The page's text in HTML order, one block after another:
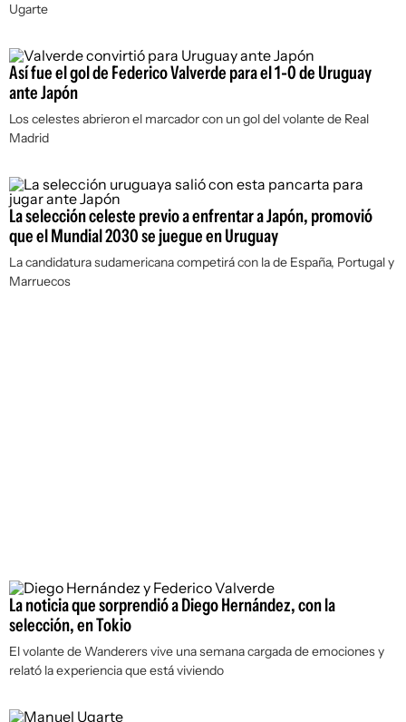
Ugarte
Así fue el gol de Federico Valverde para el 1-0 de Uruguay
ante Japón
Los celestes abrieron el marcador con un gol del volante de Real
Madrid
La selección celeste previo a enfrentar a Japón, promovió
que el Mundial 2030 se juegue en Uruguay
La candidatura sudamericana competirá con la de España, Portugal y
Marruecos
La noticia que sorprendió a Diego Hernández, con la
selección, en Tokio
El volante de Wanderers vive una semana cargada de emociones y
relató la experiencia que está viviendo